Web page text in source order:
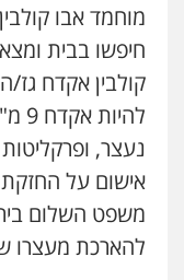
חיפשו בבית
נעצר,
אישום על
משפט השלום
להארכת מעצרו